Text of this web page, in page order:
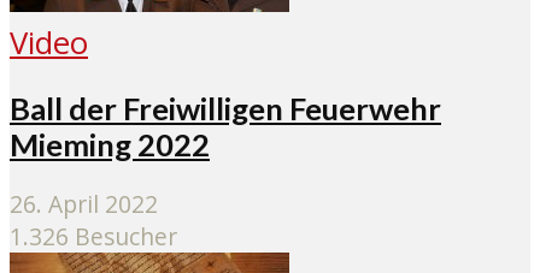
Video
Ball der Freiwilligen Feuerwehr
Mieming 2022
26. April 2022
1.326 Besucher